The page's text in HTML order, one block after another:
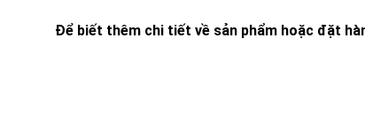
Để biết thêm chi tiết về sản phẩm hoặc đặt